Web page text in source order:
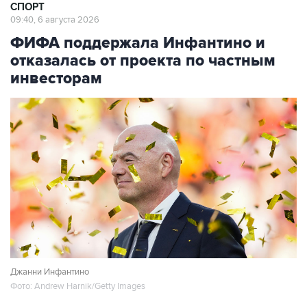
СПОРТ
09:40, 6 августа 2026
ФИФА поддержала Инфантино и
отказалась от проекта по частным
инвесторам
Джанни Инфантино
Фото: Andrew Harnik/Getty Images